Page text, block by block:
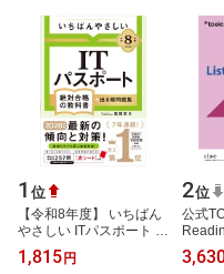
1 位
【令和8年度】 いちばん
やさしい ITパスポート 絶
対合格の教科書＋出る順
問題集 [ 高橋 京介 ]
1,815 円
2位
公式
]